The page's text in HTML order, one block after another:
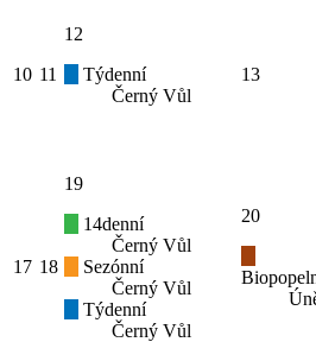
10 11
12
Týdenní
Černý Vůl
13
17 18
19
14denní
Černý Vůl
Sezónní
Černý Vůl
Týdenní
Černý Vůl
20